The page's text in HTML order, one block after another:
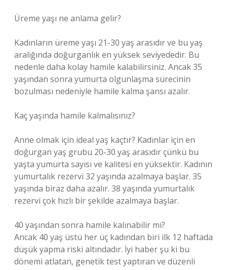
Üreme yaşı ne anlama gelir?
Kadınların üreme yaşı 21-30 yaş arasıdır ve bu yaş
aralığında doğurganlık en yüksek seviyededir. Bu
nedenle daha kolay hamile kalabilirsiniz. Ancak 35
yaşından sonra yumurta olgunlaşma sürecinin
bozulması nedeniyle hamile kalma şansı azalır.
Kaç yaşında hamile kalmalısınız?
Anne olmak için ideal yaş kaçtır? Kadınlar için en
doğurgan yaş grubu 20-30 yaş arasıdır çünkü bu
yaşta yumurta sayısı ve kalitesi en yüksektir. Kadının
yumurtalık rezervi 32 yaşında azalmaya başlar. 35
yaşında biraz daha azalır. 38 yaşında yumurtalık
rezervi çok hızlı bir şekilde azalmaya başlar.
40 yaşından sonra hamile kalınabilir mi?
Ancak 40 yaş üstü her üç kadından biri ilk 12 haftada
düşük yapma riski altındadır. İyi haber şu ki bu
dönemi atlatan, genetik test yaptıran ve düzenli